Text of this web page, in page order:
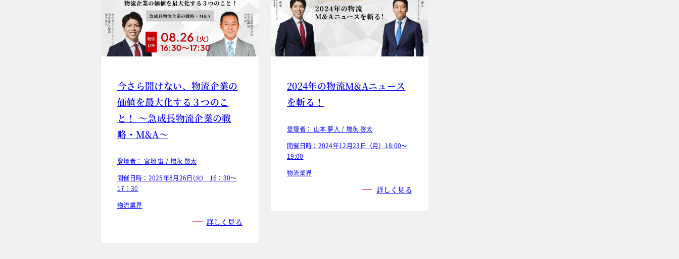
今さら聞けない、物流企業の
価値を最大化する３つのこ
と！ ～急成長物流企業の戦
略・M&A～
登壇者： 宮地 宙 / 増永 啓太
開催日時：2025年8月26日(火) 16：30～
17：30
物流業界
詳しく見る
2024年の物流M&Aニュース
を斬る！
登壇者： 山本 夢人 / 増永 啓太
開催日時：2024年12月23日（月）18:00〜
19:00
物流業界
詳しく見る